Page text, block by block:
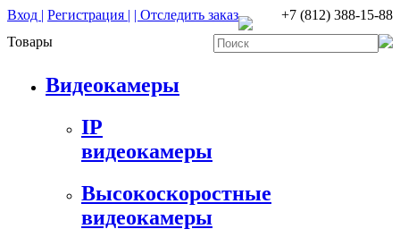
Вход | Регистрация | | Отследить заказ
+7 (812) 388-15-88
Товары
Видеокамеры
IP
видеокамеры
Высокоскоростные
видеокамеры